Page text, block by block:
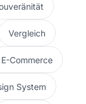
Vergleich
E-Commerce
System